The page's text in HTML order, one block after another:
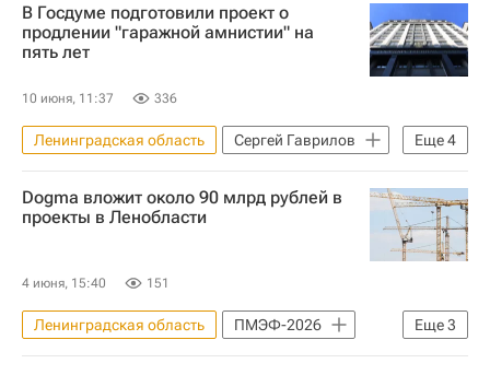
Московская биржа
В Госдуме подготовили проект о
продлении "гаражной амнистии" на
пять лет
10 июня, 11:37 336
Еще4
Ленинградская область
Сергей Гаврилов
Госдума РФ
Dogma вложит около 90 млрд рублей в
проекты в Ленобласти
4 июня, 15:40 151
Еще3
Ленинградская область
ПМЭФ-2026
Всеволожский район